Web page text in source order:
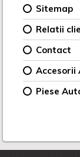
Sitemap
Relatii
Contact
Accesorii
Piese